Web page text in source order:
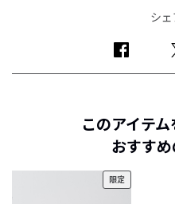
シェ
このアイテ
おすす
限定